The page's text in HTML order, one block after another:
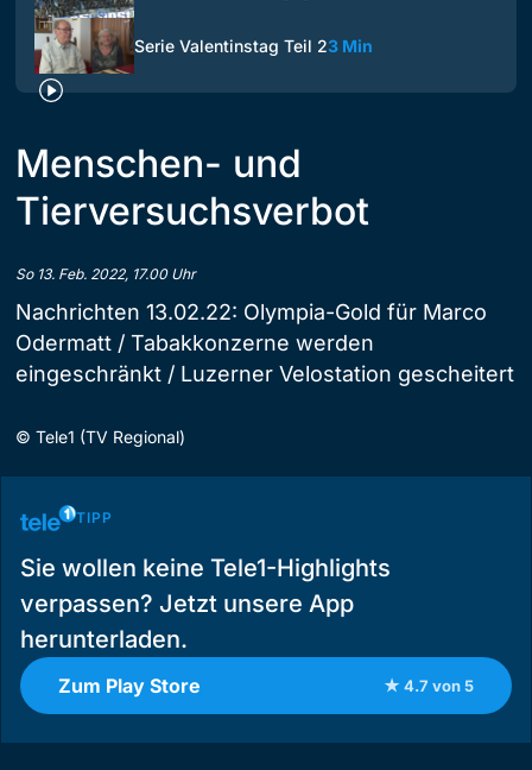
Serie Valentinstag Teil 23 Min
Menschen- und
Tierversuchsverbot
So 13. Feb. 2022, 17.00 Uhr
Nachrichten 13.02.22: Olympia-Gold für Marco
Odermatt / Tabakkonzerne werden
eingeschränkt / Luzerner Velostation gescheitert
© Tele1 (TV Regional)
TIPP
Sie wollen keine Tele1-Highlights
verpassen? Jetzt unsere App
herunterladen.
Zum Play Store ★ 4.7 von 5